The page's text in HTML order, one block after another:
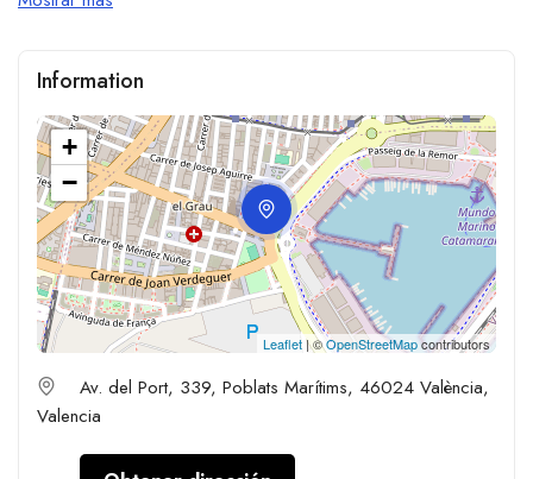
Information
+
−
Leaflet| ©OpenStreetMapcontributors
Av. del Port, 339, Poblats Marítims, 46024 València,
Valencia